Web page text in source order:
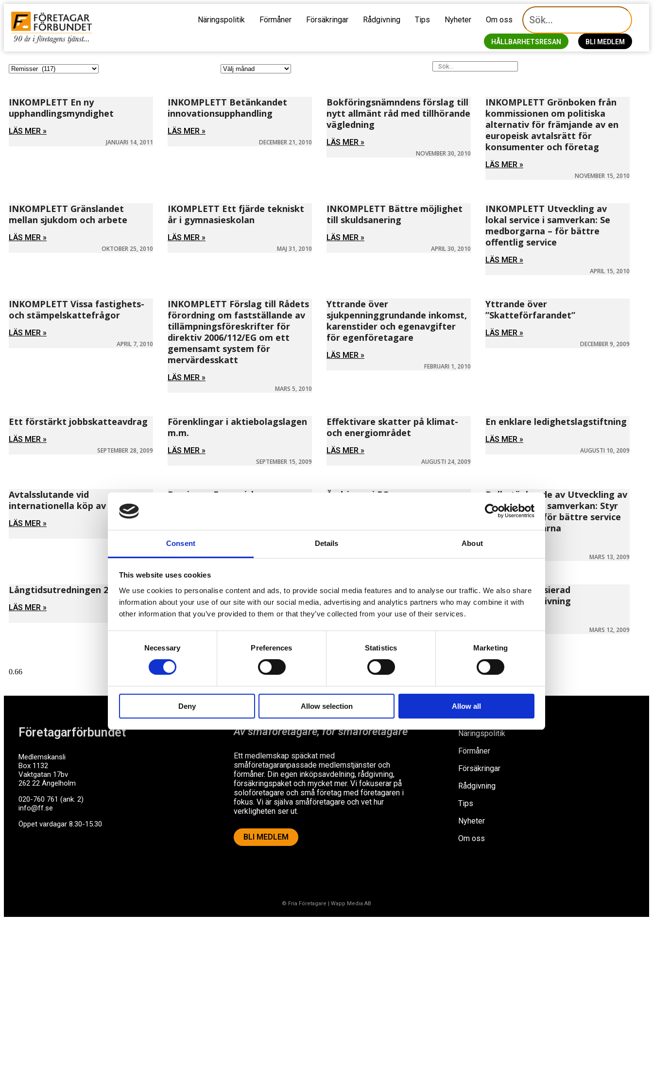
Consent Details About
This website uses cookies
We use cookies to personalise content and ads, to provide social media features and to analyse our traffic. We also share
information about your use of our site with our social media, advertising and analytics partners who may combine it with
other information that you’ve provided to them or that they’ve collected from your use of their services.
Necessary Preferences Statistics Marketing
Deny Allow selection Allow all
Näringspolitik Förmåner Försäkringar Rådgivning Tips Nyheter Om oss
HÅLLBARHETSRESAN BLI MEDLEM
INKOMPLETT En ny
upphandlingsmyndighet
LÄS MER »
JANUARI 14, 2011
INKOMPLETT Betänkandet
innovationsupphandling
LÄS MER »
DECEMBER 21, 2010
Bokföringsnämndens förslag till
nytt allmänt råd med tillhörande
vägledning
LÄS MER »
NOVEMBER 30, 2010
INKOMPLETT Grönboken från
kommissionen om politiska
alternativ för främjande av en
europeisk avtalsrätt för
konsumenter och företag
LÄS MER »
NOVEMBER 15, 2010
INKOMPLETT Gränslandet
mellan sjukdom och arbete
LÄS MER »
OKTOBER 25, 2010
IKOMPLETT Ett fjärde tekniskt
år i gymnasieskolan
LÄS MER »
MAJ 31, 2010
INKOMPLETT Bättre möjlighet
till skuldsanering
LÄS MER »
APRIL 30, 2010
INKOMPLETT Utveckling av
lokal service i samverkan: Se
medborgarna – för bättre
offentlig service
LÄS MER »
APRIL 15, 2010
INKOMPLETT Vissa fastighets-
och stämpelskattefrågor
LÄS MER »
APRIL 7, 2010
INKOMPLETT Förslag till Rådets
förordning om fastställande av
tillämpningsföreskrifter för
direktiv 2006/112/EG om ett
gemensamt system för
mervärdesskatt
LÄS MER »
MARS 5, 2010
Yttrande över
sjukpenninggrundande inkomst,
karenstider och egenavgifter
för egenföretagare
LÄS MER »
FEBRUARI 1, 2010
Yttrande över
”Skatteförfarandet”
LÄS MER »
DECEMBER 9, 2009
Ett förstärkt jobbskatteavdrag
LÄS MER »
SEPTEMBER 28, 2009
Förenklingar i aktiebolagslagen
m.m.
LÄS MER »
SEPTEMBER 15, 2009
Effektivare skatter på klimat-
och energiområdet
LÄS MER »
AUGUSTI 24, 2009
En enklare ledighetslagstiftning
LÄS MER »
AUGUSTI 10, 2009
Avtalsslutande vid
internationella köp av varor
LÄS MER »
Remiss av Europeiska
direktiv 2006/112/EG
LÄS MER »
APRIL 21, 2009
Ändringar i EG:s
MARS 13, 2009
Delbetänkande av Utveckling av
lokal service i samverkan: Styr
samverkan – för bättre service
för medborgarna
MARS 13, 2009
Långtidsutredningen 2008
LÄS MER »
MARS 12, 2009
Förslag till EG-förordning om
privata europabolag
LÄS MER »
MARS 12, 2009
Innovationer och företagande –
Sveriges framtid
LÄS MER »
MARS 12, 2009
Statligt finansierad
företagsrådgivning
MARS 12, 2009
« Nyare Äldre »
Företagarförbundet
Medlemskansli
Box 1132
Vaktgatan 17bv
262 22 Ängelholm
020-760 761 (ank. 2)
info@ff.se
Öppet vardagar 8.30-15.30
Av småföretagare, för småföretagare
Ett medlemskap späckat med
småföretagaranpassade medlemstjänster och
förmåner. Din egen inköpsavdelning, rådgivning,
försäkringspaket och mycket mer. Vi fokuserar på
soloföretagare och små företag med företagaren i
fokus. Vi är själva småföretagare och vet hur
verkligheten ser ut.
BLI MEDLEM
Näringspolitik
Förmåner
Försäkringar
Rådgivning
Tips
Nyheter
Om oss
© Fria Företagare | Wapp Media AB